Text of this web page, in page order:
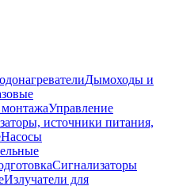
Дымоходы и
Управление
источники питания,
Насосы
Сигнализаторы
Излучатели для